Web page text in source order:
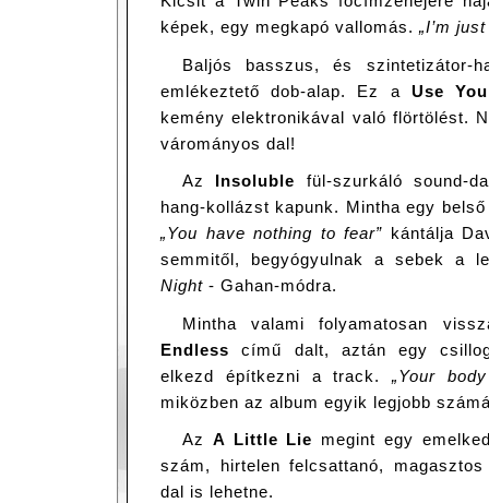
képek, egy megkapó vallomás. „I’m
Baljós basszus, és szintetizátor-
emlékeztető dob-alap. Ez a Use You
kemény elektronikával való flörtölést.
várományos dal!
Az Insoluble fül-szurkáló sound-
hang-kollázst kapunk. Mintha egy
„You have nothing to fear” kántálja
semmitől, begyógyulnak a sebek a
Night - Gahan-módra.
Mintha valami folyamatosan
Endless című dalt, aztán egy
elkezd építkezni a track.„Your
miközben az album egyik legjobb
Az A Little Lie megint egy
szám, hirtelen felcsattanó,
dal is lehetne.